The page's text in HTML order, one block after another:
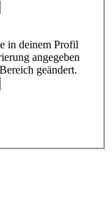
in deinem Profil
angegeben
geändert.